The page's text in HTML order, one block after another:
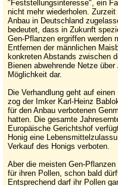
"Feststellungsinteresse", ein
nicht mehr wiederholen.
Anbau in Deutschland
bedeutet, dass in Zukunft
Gen-Pflanzen ergriffen werden
Entfernen der männlichen
konkreten Abstands zwischen
Bienen abwehrende Netze
Möglichkeit dar.
Die Verhandlung geht auf
zog der Imker Karl-Heinz
für den Anbau verbotenen
hatten. Die gesamte
Europäische Gerichtshof
Honig eine
Verkauf des Honigs verboten.
Aber die meisten Gen-
für ihren Pollen, schon bald
Entsprechend darf ihr Pollen